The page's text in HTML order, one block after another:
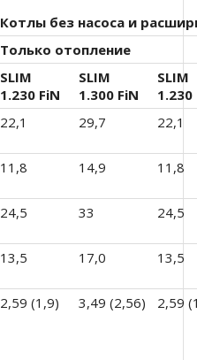
Котлы без насоса и
Только отопление
SLIM
1.230 FiN
SLIM
1.300 FiN
SLIM
1.230
22,1 29,7 22,1
11,8 14,9 11,8
24,5 33 24,5
13,5 17,0 13,5
2,59 (1,9) 3,49 (2,56) 2,59